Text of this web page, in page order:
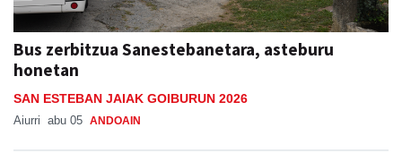
Bus zerbitzua Sanestebanetara, asteburu
honetan
SAN ESTEBAN JAIAK GOIBURUN 2026
Aiurri abu 05 ANDOAIN